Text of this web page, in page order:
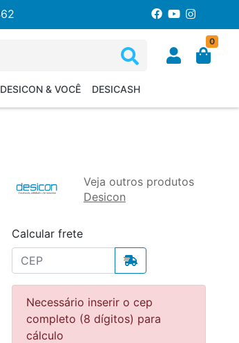
0
DESICON & VOCÊ DESICASH
Veja outros produtos
Desicon
Calcular frete
Necessário inserir o cep
completo (8 dígitos) para
cálculo